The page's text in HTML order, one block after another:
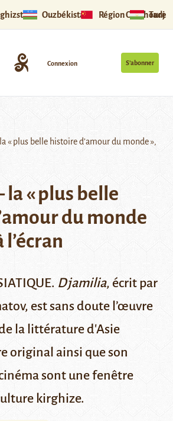
Ouzbékistan Région Ouïghoure
S’abonner
Connexion
« plus belle histoire d’amour du monde »,
« plus belle
du monde
l’écran
Djamilia, écrit par
est sans doute l’œuvre
la littérature d'Asie
original ainsi que son
sont une fenêtre
kirghize.